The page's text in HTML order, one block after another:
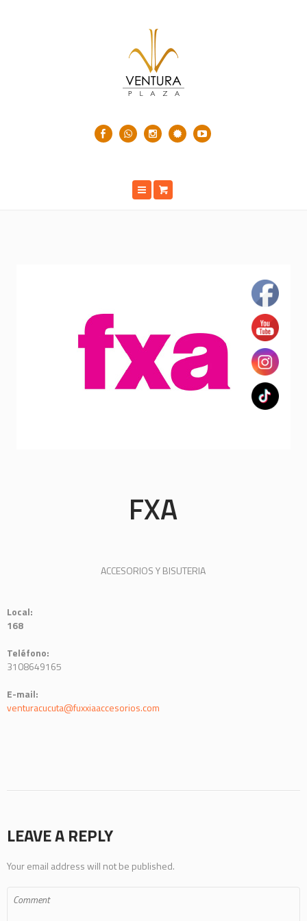
FXA
ACCESORIOS Y BISUTERIA
Local:
168
Teléfono:
3108649165
E-mail:
venturacucuta@fuxxiaaccesorios.com
LEAVE A REPLY
Your email address will not be published.